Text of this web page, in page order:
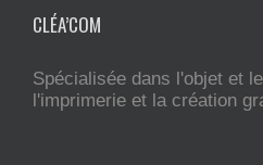
CLÉA’COM
Spécialisée dans l'objet et
l'imprimerie et la création